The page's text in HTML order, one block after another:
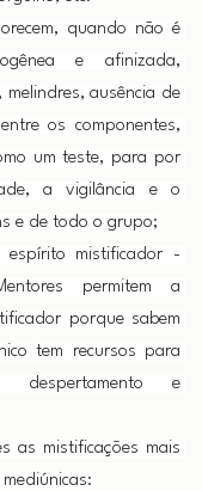
quando não é
e afinizada,
ausência de
os componentes,
um teste, para por
a vigilância e o
e de todo o grupo;
mistificador -
permitem a
porque sabem
tem recursos para
e
mistificações mais